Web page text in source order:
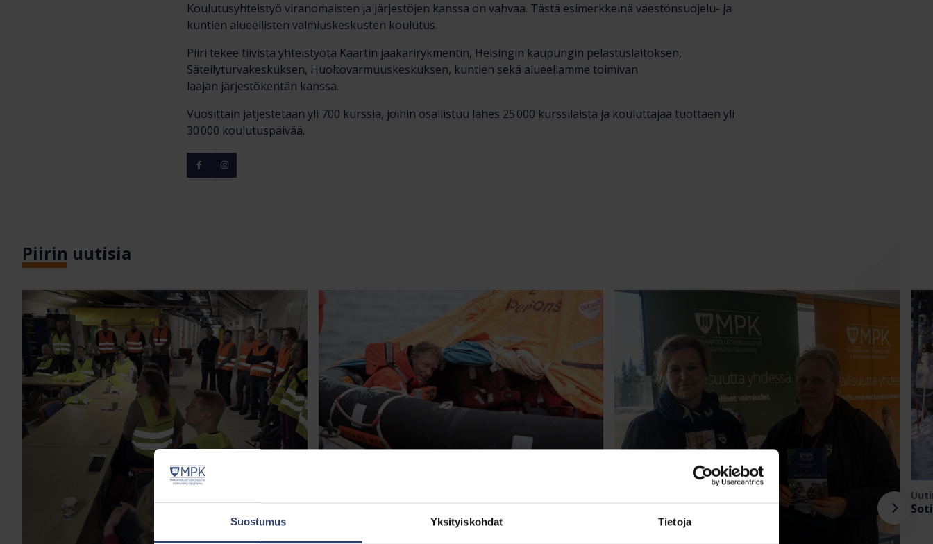
Suostumus Yksityiskohdat Tietoja
Koulutusyhteistyö viranomaisten ja järjestöjen kanssa on vahvaa. Tästä esimerkkeinä väestönsuojelu- ja
kuntien alueellisten valmiuskeskusten koulutus.
Piiri tekee tiivistä yhteistyötä Kaartin jääkärirykmentin, Helsingin kaupungin pelastuslaitoksen,
Säteilyturvakeskuksen, Huoltovarmuuskeskuksen, kuntien sekä alueellamme toimivan
laajan järjestökentän kanssa.
Vuosittain jätjestetään yli 700 kurssia, joihin osallistuu lähes 25 000 kurssilaista ja kouluttajaa tuottaen yli
30 000 koulutuspäivää.
Piirin uutisia
Öljyntorjuntaa ja valmiuskeskustoimintaa